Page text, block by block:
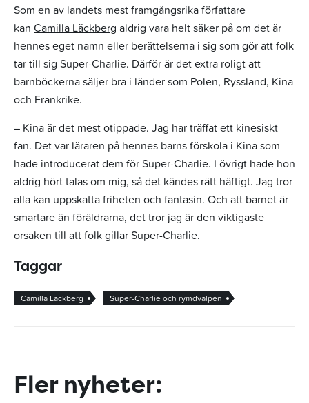
Som en av landets mest framgångsrika författare
kan Camilla Läckberg aldrig vara helt säker på om det är
hennes eget namn eller berättelserna i sig som gör att folk
tar till sig Super-Charlie. Därför är det extra roligt att
barnböckerna säljer bra i länder som Polen, Ryssland, Kina
och Frankrike.
– Kina är det mest otippade. Jag har träffat ett kinesiskt
fan. Det var läraren på hennes barns förskola i Kina som
hade introducerat dem för Super-Charlie. I övrigt hade hon
aldrig hört talas om mig, så det kändes rätt häftigt. Jag tror
alla kan uppskatta friheten och fantasin. Och att barnet är
smartare än föräldrarna, det tror jag är den viktigaste
orsaken till att folk gillar Super-Charlie.
Taggar
Camilla Läckberg Super-Charlie och rymdvalpen
Fler nyheter: